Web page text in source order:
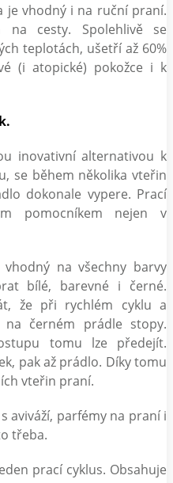
je vhodný i na ruční praní.
na cesty. Spolehlivě se
teplotách, ušetří až 60%
(i atopické) pokožce i k
inovativní alternativou k
se během několika vteřin
dokonale vypere. Prací
pomocníkem nejen v
na všechny barvy
bílé, barevné i černé.
že při rychlém cyklu a
na černém prádle stopy.
tomu lze předejít.
pak až prádlo. Díky tomu
vteřin praní.
aviváží, parfémy na praní i
třeba.
prací cyklus. Obsahuje